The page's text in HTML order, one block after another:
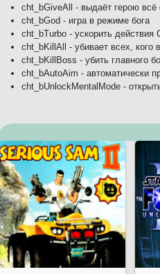
cht_bGiveAll - выдаёт герою
cht_bGod - игра в режиме бога
cht_bTurbo - ускорить действия
cht_bKillAll - убивает всех, кого
cht_bKillBoss - убить главного
cht_bAutoAim - автоматически
cht_bUnlockMentalMode -